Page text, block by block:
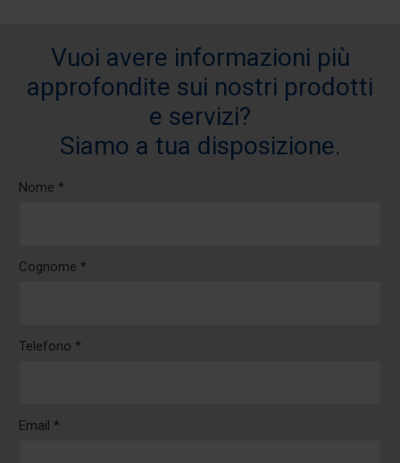
Vuoi avere informazioni più
approfondite sui nostri prodotti
e servizi?
Siamo a tua disposizione.
Nome *
Cognome *
Telefono *
Email *